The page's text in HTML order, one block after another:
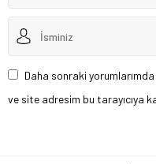
Daha sonraki
ve site adresim bu tarayıcıya